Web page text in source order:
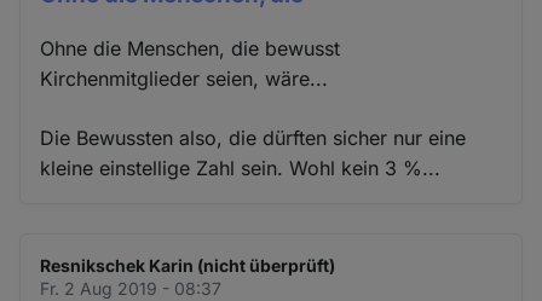
Ohne die Menschen, die bewusst
Kirchenmitglieder seien, wäre...
Die Bewussten also, die dürften sicher nur eine
kleine einstellige Zahl sein. Wohl kein 3 %...
Resnikschek Karin (nicht überprüft)
Fr. 2 Aug 2019 - 08:37